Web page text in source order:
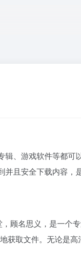
、游戏软件等都
且安全下载内容，
，顾名思义，是一个
取文件。无论是高